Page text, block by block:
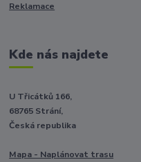
Reklamace
Kde nás najdete
U Třicátků 166,
68765 Strání,
Česká republika
Mapa - Naplánovat trasu